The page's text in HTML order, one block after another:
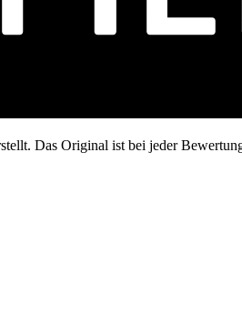
Das Original ist bei jeder